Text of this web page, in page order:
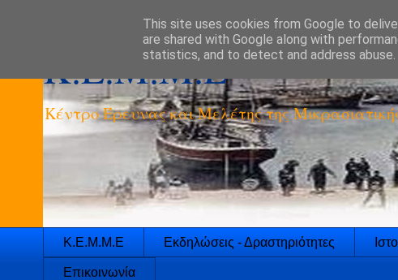
K.E.M.M.E
Κέντρο Έρευνας και Μελέτης της
Κ.Ε.Μ.Μ.Ε Εκδηλώσεις - Δραστηριότητες
Επικοινωνία
This site uses cookies from Google to
are shared with Google along with
statistics, and to detect and address abuse.